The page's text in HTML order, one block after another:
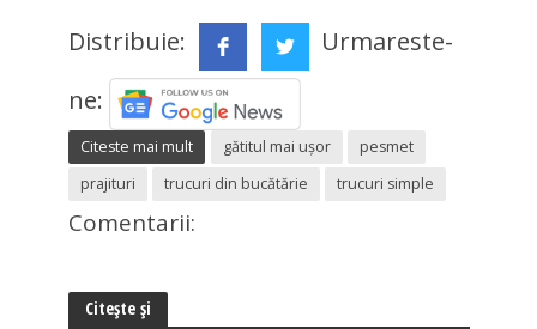
Distribuie:
Urmareste-
ne:
Citeste mai mult gătitul mai ușor
pesmet
prajituri
trucuri din bucătărie trucuri simple
Comentarii:
Citește și